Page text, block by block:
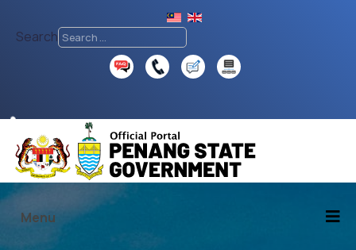
Search
Menu